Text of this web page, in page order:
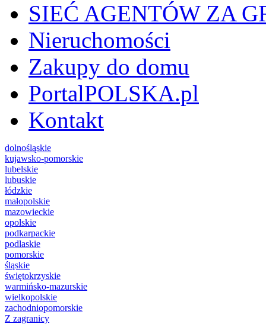
SIEĆ AGENTÓW ZA
Nieruchomości
Zakupy do domu
PortalPOLSKA.pl
Kontakt
dolnośląskie
kujawsko-pomorskie
lubelskie
lubuskie
łódzkie
małopolskie
mazowieckie
opolskie
podkarpackie
podlaskie
pomorskie
śląskie
świętokrzyskie
warmińsko-mazurskie
wielkopolskie
zachodniopomorskie
Z zagranicy